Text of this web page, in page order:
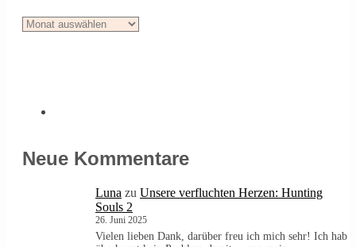
Blogarchiv
Neue Kommentare
Luna zu Unsere verfluchten Herzen: Hunting
Souls 2
26. Juni 2025
Vielen lieben Dank, darüber freu ich mich sehr! Ich hab